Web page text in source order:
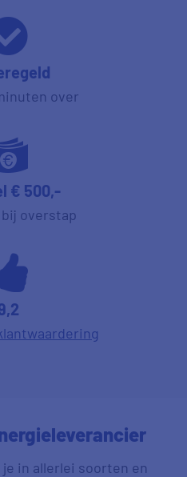
over
€ 500,-
overstap
in allerlei soorten en